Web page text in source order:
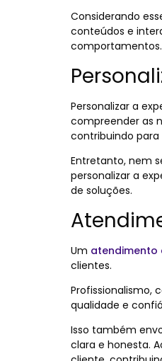
Considerando
conteúdos e
comportamentos.
Personalizar a
compreender as
contribuindo
Entretanto, nem
personalizar a
de soluções.
Um atendimento
clientes.
Profissionalismo,
qualidade e
Isso também
clara e honesta.